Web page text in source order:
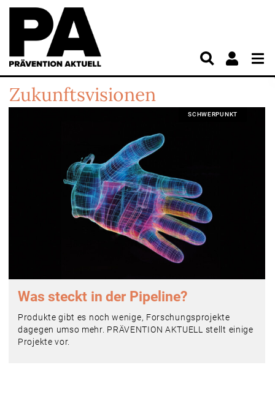
Zukunftsvisionen
SCHWERPUNKT
Was steckt in der Pipeline?
Produkte gibt es noch wenige, Forschungsprojekte
dagegen umso mehr. PRÄVENTION AKTUELL stellt einige
Projekte vor.